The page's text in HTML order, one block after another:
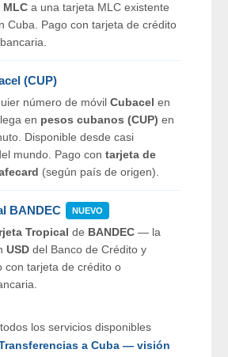
MLC a una tarjeta MLC existente
Cuba. Pago con tarjeta de crédito
(CUP)
número de móvil Cubacel en
en pesos cubanos (CUP) en
Disponible desde casi
mundo. Pago con tarjeta de
(según país de origen).
BANDEC NUEVO
Tropical de BANDEC — la
USD del Banco de Crédito y
con tarjeta de crédito o
los servicios disponibles
a Cuba — visión